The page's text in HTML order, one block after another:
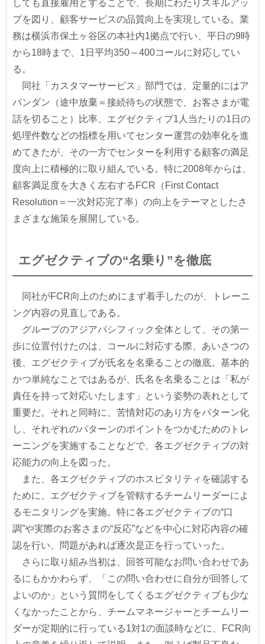
しても直接雇用とすることで、長期にわたりスキルアッ
プを図り、顧客サービスの品質向上を実現している。業
務は横浜市保土ヶ谷区の本社内1拠点で行い、平日の9時
から18時まで、1日平均350～400コールに対応してい
る。
同社「カスタマーサービス」部門では、定量的にはア
バンダン（途中放棄＝接続待ちの状態で、お客さまが電
話を切ること）比率、エグゼクティブ1人当たりの1日の
処理件数などの指標を用いてセンター運営の効率化を進
めてきたが、その一方でセンターを利用する顧客の満足
度向上に積極的に取り組んでいる。特に2008年からは、
顧客満足度を大きく左右するFCR（First Contact
Resolution＝一次対応完了率）の向上をテーマとしたさ
まざまな施策を展開している。
エグゼクティブの“名乗り”を徹底
同社がFCR向上のためにまず着手したのが、トレーニ
ング内容の見直しである。
グループのアジアパシフィック全体として、その第一
歩に位置付けたのは、コールに対応する際、あいさつの
後、エグゼクティブが氏名を名乗ることの徹底。基本的
かつ単純なことではあるが、氏名を名乗ることは「私が
責任を持って対応いたします」という姿勢の表れとして
重要だ。それと同時に、苦情対応のあり方をパターン化
し、それぞれのパターンのポイントをつかむためのトレ
ーニングを実施することなどで、各エグゼクティブの対
応能力の向上を図った。
また、各エグゼクティブのホスピタリティを確認する
ために、エグゼクティブを管轄するチームリーダーによ
るモニタリングを実施。特に各エグゼクティブの“口
調”や実際のお客さまの“反応”などを中心に対応内容の確
認を行い、問題があれば逐次是正を行っていった。
さらに取り組み当初は、回答可能なお問い合わせであ
るにもかかわらず、「この問い合わせに自分が回答して
よいのか」という質問をしてくるエグゼクティブも少な
くなかったことから、チームマネージャーとチームリー
ダーが定期的に行っている1対1の面談時などに、FCR向